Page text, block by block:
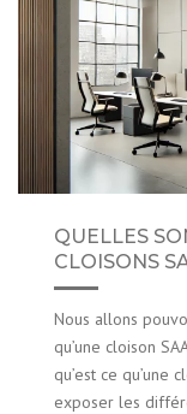
QUELLES
CLOISONS
Nous allons
qu’une cloison
qu’est ce qu’une
exposer les